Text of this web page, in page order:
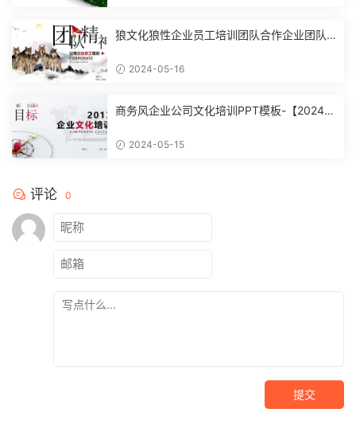
狼文化狼性企业员工培训团队合作企业团队
2024-05-16
商务风企业公司文化培训PPT模板-【20240
2024-05-15
评论 0
提交